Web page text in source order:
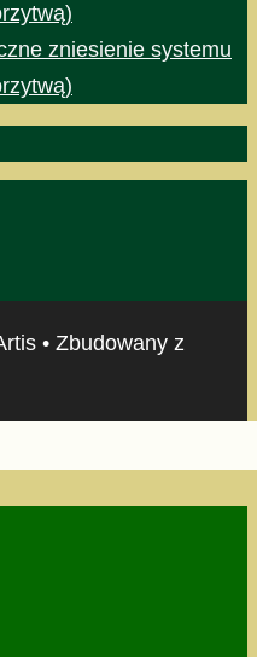
zniesienie systemu
• Zbudowany z